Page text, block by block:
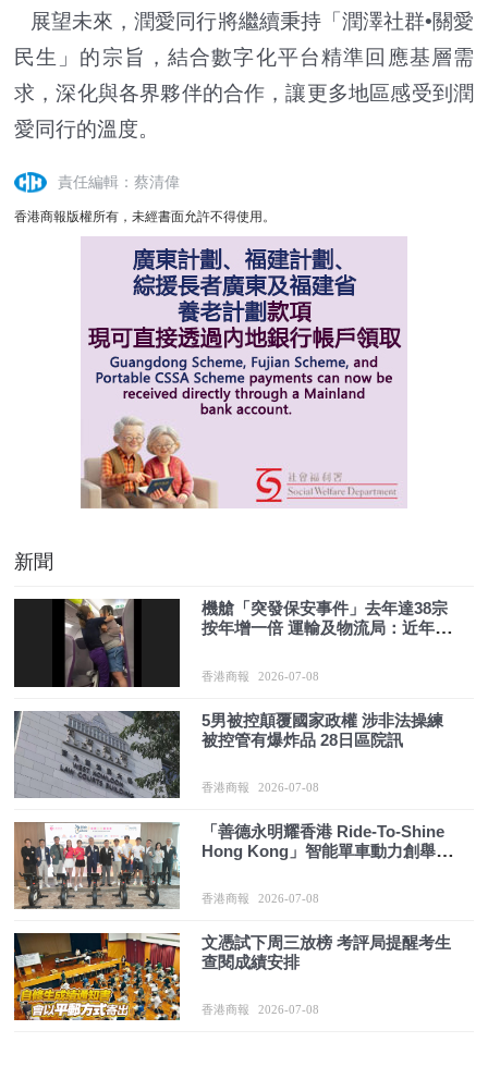
展望未來，潤愛同行將繼續秉持「潤澤社群•關愛
民生」的宗旨，結合數字化平台精準回應基層需
求，深化與各界夥伴的合作，讓更多地區感受到潤
愛同行的溫度。
責任編輯：蔡清偉
香港商報版權所有，未經書面允許不得使用。
新聞
機艙「突發保安事件」去年達38宗
按年增一倍 運輸及物流局：近年航
香港商報 2026-07-08
5男被控顛覆國家政權 涉非法操練
被控管有爆炸品 28日區院訊
香港商報 2026-07-08
「善德永明耀香港 Ride-To-Shine
Hong Kong」智能單車動力創舉今
香港商報 2026-07-08
文憑試下周三放榜 考評局提醒考生
查閱成績安排
香港商報 2026-07-08